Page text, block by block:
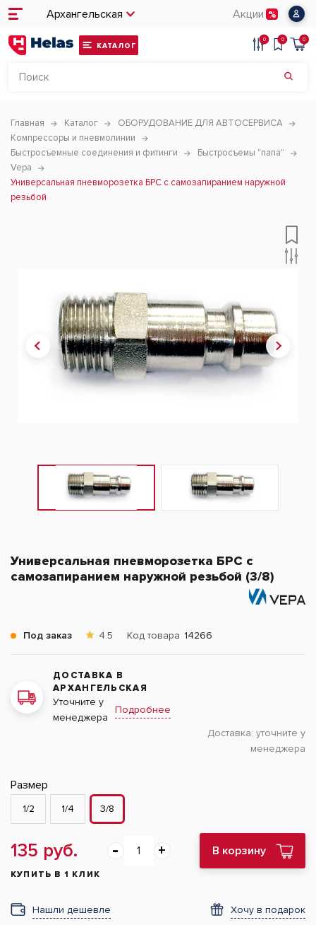
Архангельская Акции
КАТАЛОГ
0 0 0
Главная Каталог
ОБОРУДОВАНИЕ ДЛЯ АВТОСЕРВИСА
Компрессоры и пневмолинии
Быстросъемные соединения и фитинги
Быстросъемы "папа"
Vepa
Универсальная пневморозетка БРС с самозапиранием наружной
резьбой
Универсальная пневморозетка БРС с
самозапиранием наружной резьбой (3/8)
Под заказ 4.5 Код товара 14266
ДОСТАВКА В
АРХАНГЕЛЬСКАЯ
Уточните у
менеджера
Подробнее
Доставка: уточните у
менеджера
Размер
1/2 1/4 3/8
135 руб. В корзину
КУПИТЬ В 1 КЛИК
Нашли дешевле Хочу в подарок